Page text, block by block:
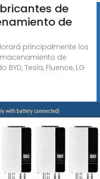
de
de
principalmente los
de
Tesla, Fluence, LG